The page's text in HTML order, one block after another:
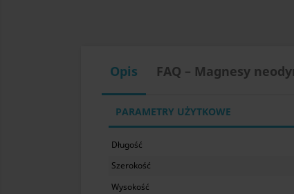
Opis FAQ – Magnesy
PARAMETRY UŻYTKOWE
Długość
Szerokość
Wysokość